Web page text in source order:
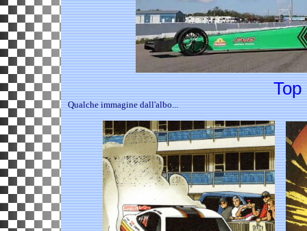
Top
Qualche immagine dall'albo...